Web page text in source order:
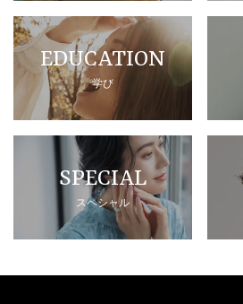
EDUCATION
学び
SPECIAL
スペシャル